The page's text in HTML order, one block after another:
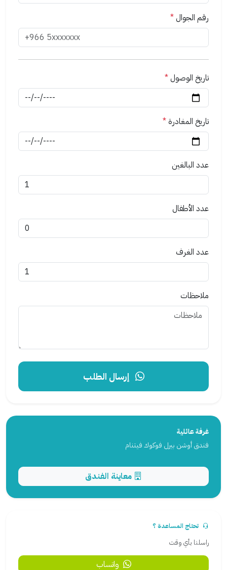
رقم الجوال*
تاريخ الوصول*
تاريخ المغادرة*
عدد البالغين
عدد الأطفال
عدد الغرف
ملاحظات
إرسال الطلب
غرفة عائلية
فندق أوشن بيرل فوكوك فيتنام
معاينة الفندق
تحتاج المساعدة ؟
راسلنا بأي وقت
واتساب